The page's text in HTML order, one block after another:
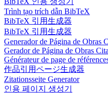
Trình tạo trích dẫn BibTeX
BibTeX 引用生成器
BibTeX 引用生成器
Generador de Página de Obras
Gerador de Página de Obras
Générateur de page de
作品引用ページ生成器
Zitationsseite Generator
인용 페이지 생성기